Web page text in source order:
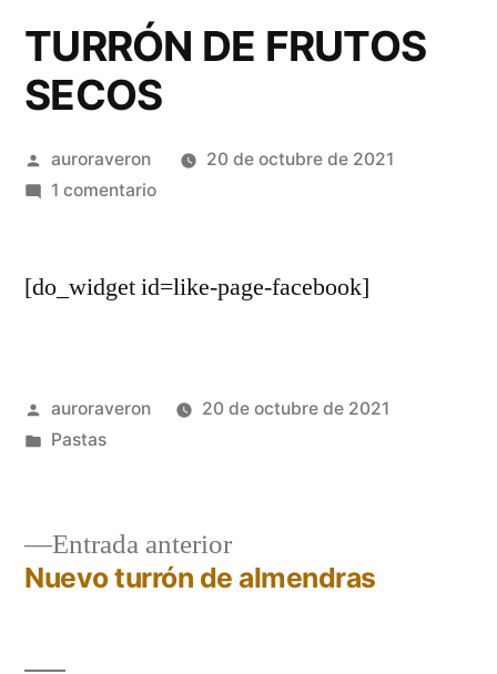
TURRÓN DE FRUTOS
SECOS
Publicado
por
auroraveron
20 de octubre de 2021
1 comentarioen
FRUTOS
[do_widget id=like-page-facebook]
Publicado
por
auroraveron
20 de octubre de 2021
Publicado
Pastas
Navegación
Entrada anteriorEntrada
anterior:
Nuevo turrón de almendras